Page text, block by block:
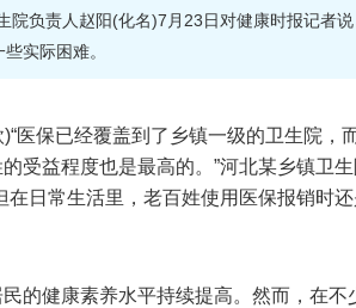
院负责人赵阳(化名)7月23日对健康时报记者说
实际困难。
医保已经覆盖到了乡镇一级的卫生院，
受益程度也是最高的。”河北某乡镇卫生
日常生活里，老百姓使用医保报销时
的健康素养水平持续提高。然而，在不